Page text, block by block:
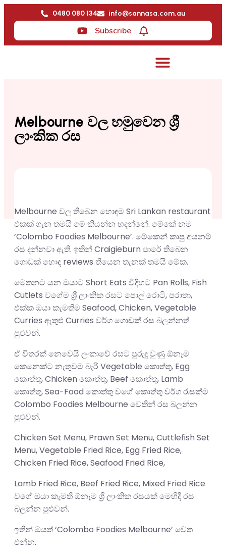
0480 080 134 info@sannasa.com.au
Subscribe
Melbourne වල හමුවෙන ශ්‍රී
ලාංකික රස
Melbourne වල තිබෙන හොඳම Sri Lankan restaurant
එකක් ගැන තමයි මේ කියන්න හදන්නේ. මේකේ නම
‘Colombo Foodies Melbourne’. මේකෙන් කාපු අයනම්
රස දන්නවා ඇති. ඉතින් Craigieburn පාරේ තිබෙන
ගොඩක් හොඳ reviews තියෙන තැනක් තමයි මේක.
මෙතනට යන ඔයාට Short Eats විදිහට Pan Rolls, Fish
Cutlets වගේම ශ්‍රී ලාංකික රසට පොල් රොටි, පරාතා,
එක්ක ඔයා කැමතිම Seafood, Chicken, Vegetable
Curries ඇතුළු Curries වර්ග ගොඩක් රස බලන්නත්
පුළුවන්.
ඒ විතරක් නෙවෙයි ලංකාවේ රසට පුරුදු වුණු ඕනෑම
කෙනෙක්ට නැතුවම බැරි Vegetable කොත්තු, Egg
කොත්තු, Chicken කොත්තු, Beef කොත්තු, Lamb
කොත්තු, Sea-Food කොත්තු වගේ කොත්තු වර්ග රැසක්ම
Colombo Foodies Melbourne වෙතින් රස බලන්න
පුළුවන්.
Chicken Set Menu, Prawn Set Menu, Cuttlefish Set
Menu, Vegetable Fried Rice, Egg Fried Rice,
Chicken Fried Rice, Seafood Fried Rice,
Lamb Fried Rice, Beef Fried Rice, Mixed Fried Rice
වගේ ඔයා කැමති ඕනෑම ශ්‍රී ලාංකික රසයක් මෙහිදී රස
බලන්න පුළුවන්.
ඉතින් ඔයත් ‘Colombo Foodies Melbourne’ වෙත
එන්න.